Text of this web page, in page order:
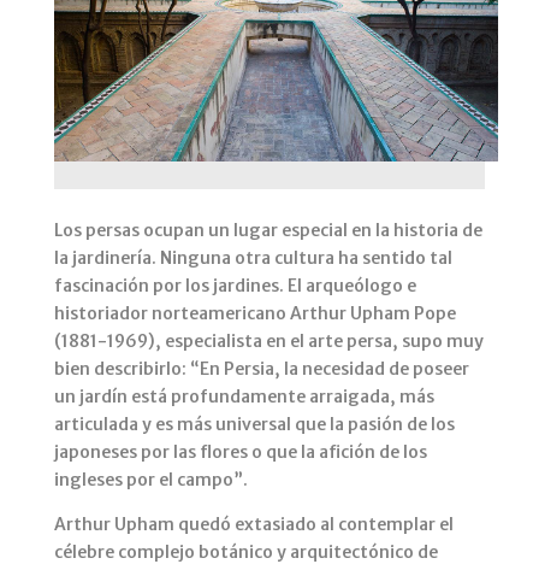
Los persas ocupan un lugar especial en la historia de
la jardinería. Ninguna otra cultura ha sentido tal
fascinación por los jardines. El arqueólogo e
historiador norteamericano Arthur Upham Pope
(1881-1969), especialista en el arte persa, supo muy
bien describirlo: “En Persia, la necesidad de poseer
un jardín está profundamente arraigada, más
articulada y es más universal que la pasión de los
japoneses por las flores o que la afición de los
ingleses por el campo”.
Arthur Upham quedó extasiado al contemplar el
célebre complejo botánico y arquitectónico de